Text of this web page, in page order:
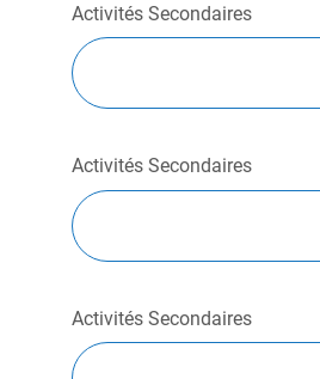
Activités Secondaires
Activités Secondaires
Activités Secondaires